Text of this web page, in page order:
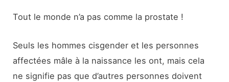
Tout le monde n’a pas comme la prostate !
Seuls les hommes cisgender et les personnes
affectées mâle à la naissance les ont, mais cela
ne signifie pas que d’autres personnes doivent